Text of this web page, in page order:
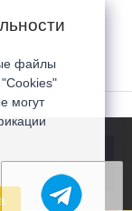
файлы
могут